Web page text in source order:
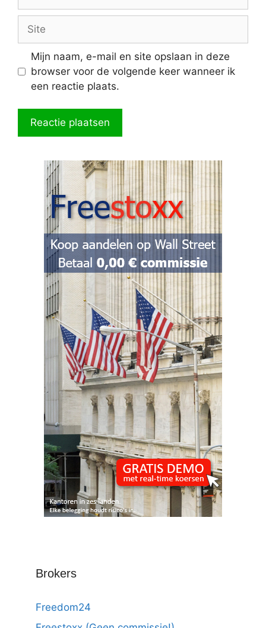
mail
Mijn naam, e-mail en site opslaan in deze
browser voor de volgende keer wanneer ik
een reactie plaats.
Brokers
Freedom24